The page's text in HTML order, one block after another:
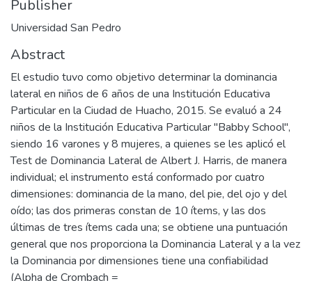
Publisher
Universidad San Pedro
Abstract
El estudio tuvo como objetivo determinar la dominancia
lateral en niños de 6 años de una Institución Educativa
Particular en la Ciudad de Huacho, 2015. Se evaluó a 24
niños de la Institución Educativa Particular "Babby School",
siendo 16 varones y 8 mujeres, a quienes se les aplicó el
Test de Dominancia Lateral de Albert J. Harris, de manera
individual; el instrumento está conformado por cuatro
dimensiones: dominancia de la mano, del pie, del ojo y del
oído; las dos primeras constan de 10 ítems, y las dos
últimas de tres ítems cada una; se obtiene una puntuación
general que nos proporciona la Dominancia Lateral y a la vez
la Dominancia por dimensiones tiene una confiabilidad
(Alpha de Crombach =